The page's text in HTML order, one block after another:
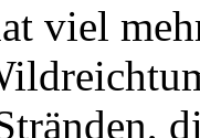
viel